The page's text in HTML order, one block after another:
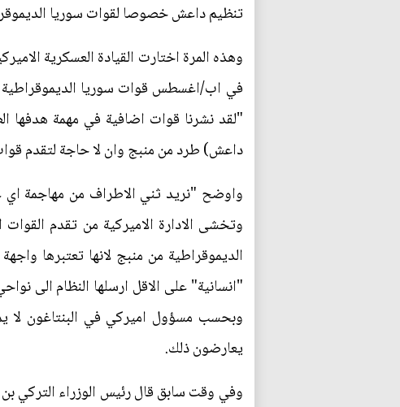
تنظيم داعش خصوصا لقوات سوريا
وهذه المرة اختارت القيادة العسكرية
في اب/اغسطس قوات سوريا الديموقراطية
"لقد نشرنا قوات اضافية في مهمة هدفها
داعش) طرد من منبج وان لا حاجة لتقدم
واوضح "نريد ثني الاطراف من مهاجمة اي
وتخشى الادارة الاميركية من تقدم
الديموقراطية من منبج لانها تعتبرها
"انسانية" على الاقل ارسلها النظام الى
وبحسب مسؤول اميركي في البنتاغون لا
يعارضون ذلك.
وفي وقت سابق قال رئيس الوزراء التركي